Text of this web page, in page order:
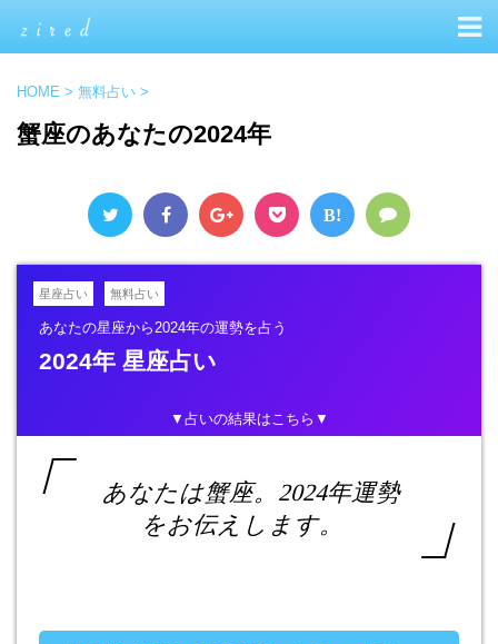
HOME > 無料占い >
蟹座のあなたの2024年
B!
星座占い 無料占い
あなたの星座から2024年の運勢を占う
2024年 星座占い
▼占いの結果はこちら▼
あなたは蟹座。2024年運勢
をお伝えします。